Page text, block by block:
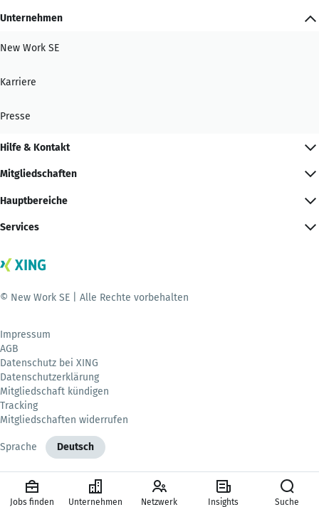
Unternehmen
New Work SE
Karriere
Presse
Hilfe & Kontakt
Mitgliedschaften
Hauptbereiche
Services
© New Work SE | Alle Rechte vorbehalten
Impressum
AGB
Datenschutz bei XING
Datenschutzerklärung
Mitgliedschaft kündigen
Tracking
Mitgliedschaften widerrufen
Sprache Deutsch
Jobs finden Unternehmen Netzwerk Insights Suche